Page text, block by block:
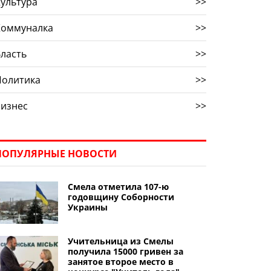
>>
>>
>>
>>
НОВОСТИ
Смела отметила 107-ю
годовщину Соборности
Украины
Учительница из Смелы
получила 15000 гривен за
занятое второе место в